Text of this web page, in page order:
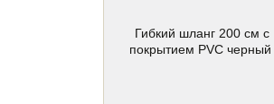
Гибкий шланг 200 см с
покрытием PVC черный